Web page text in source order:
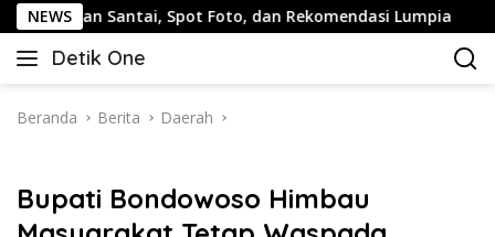
Langsung
ke
konten
NEWS
Santai, Spot Foto, dan Rekomendasi Lumpia
Detik One
Tajam
Fakta
Beranda Berita Daerah
Bupati Bondowoso Himbau